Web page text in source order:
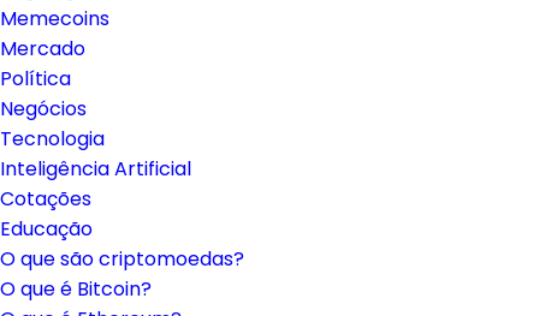
Memecoins
Mercado
Política
Negócios
Tecnologia
Inteligência Artificial
Cotações
Educação
O que são criptomoedas?
O que é Bitcoin?